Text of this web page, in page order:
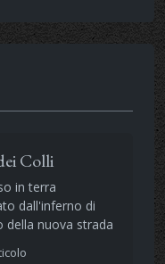
Colli
in terra
dall'inferno di
della nuova strada